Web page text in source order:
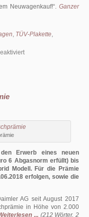
Neuwagenkauf! .Ganzer
, TÜV-Plakette,
für
nach
Neuwagenkauf!
Erwerb eines neuen
6 Abgasnorm erfüllt) bis
Modell. Für die Prämie
erfolgen, sowie die
AG seit August 2017
in Höhe von 2.000
... (212 Wörter, 2